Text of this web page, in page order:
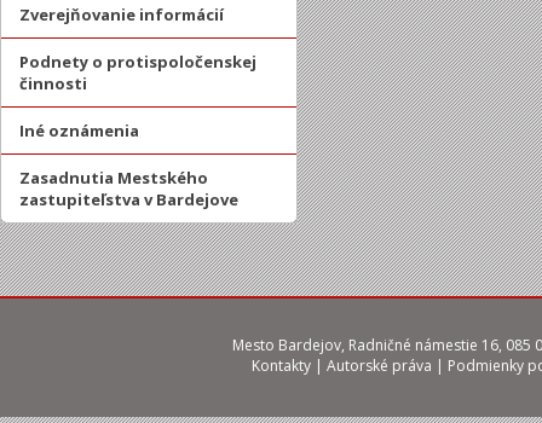
Zverejňovanie informácií
Podnety o protispoločenskej
činnosti
Iné oznámenia
Zasadnutia Mestského
zastupiteľstva v Bardejove
Mesto Bardejov, Radničné námestie 16, 085
Kontakty | Autorské práva | Podmienky